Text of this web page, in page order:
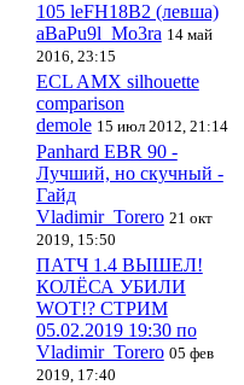
105 leFH18B2 (левша)
aBaPu9l_Mo3ra 14 май
2016, 23:15
ECL AMX silhouette
comparison
demole 15 июл 2012, 21:14
Panhard EBR 90 -
Лучший, но скучный -
Гайд
Vladimir_Torero 21 окт
2019, 15:50
ПАТЧ 1.4 ВЫШЕЛ!
КОЛЁСА УБИЛИ
WOT!? СТРИМ
05.02.2019 19:30 по
Vladimir_Torero 05 фев
2019, 17:40